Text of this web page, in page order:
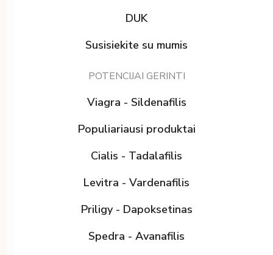
DUK
Susisiekite su mumis
POTENCIJAI GERINTI
Viagra - Sildenafilis
Populiariausi produktai
Cialis - Tadalafilis
Levitra - Vardenafilis
Priligy - Dapoksetinas
Spedra - Avanafilis